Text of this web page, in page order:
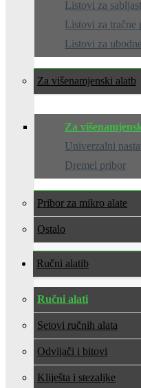
Listovi za
Listovi za tračne
Listovi za
Za višenamjenski alat
Za
Univerzalni
Dremel pribor
Pribor za mikro alate
Ostalo
Ručni alati
Ručni alati
Setovi ručnih alata
Odvijači i bitovi
Kliješta i stezaljke